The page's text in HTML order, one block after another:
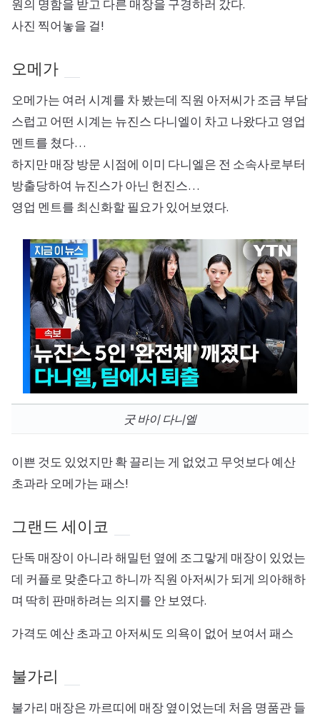
원의 명함을 받고 다른 매장을 구경하러 갔다.
사진 찍어놓을 걸!
오메가
오메가는 여러 시계를 차 봤는데 직원 아저씨가 조금 부담
스럽고 어떤 시계는 뉴진스 다니엘이 차고 나왔다고 영업
멘트를 쳤다…
하지만 매장 방문 시점에 이미 다니엘은 전 소속사로부터
방출당하여 뉴진스가 아닌 헌진스…
영업 멘트를 최신화할 필요가 있어보였다.
굿 바이 다니엘
이쁜 것도 있었지만 확 끌리는 게 없었고 무엇보다 예산
초과라 오메가는 패스!
그랜드 세이코
단독 매장이 아니라 해밀턴 옆에 조그맣게 매장이 있었는
데 커플로 맞춘다고 하니까 직원 아저씨가 되게 의아해하
며 딱히 판매하려는 의지를 안 보였다.
가격도 예산 초과고 아저씨도 의욕이 없어 보여서 패스
불가리
불가리 매장은 까르띠에 매장 옆이었는데 처음 명품관 들